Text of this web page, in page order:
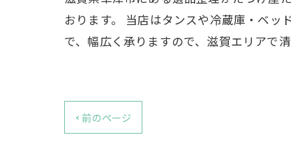
おります。 当店はタンスや冷蔵庫・ベ
で、幅広く承りますので、滋賀エリアで
< 前のページ